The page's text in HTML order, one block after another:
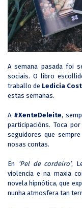
A semana pasada foi
sociais. O libro
traballo de Ledicia
estas semanas.
A #XenteDeleite,
participacións. Toca
seguidores que
nosas contas.
En ‘Pel de cordeiro’,
violencia e na maxia
novela hipnótica, que
nunha atmosfera tan